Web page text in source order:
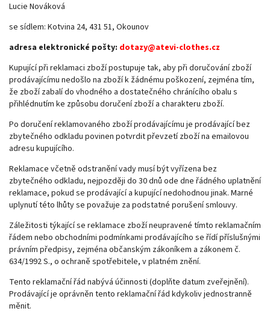
Lucie Nováková
se sídlem: Kotvina 24, 431 51, Okounov
adresa elektronické pošty: dotazy@atevi-clothes.cz
Kupující při reklamaci zboží postupuje tak, aby při doručování zboží
prodávajícímu nedošlo na zboží k žádnému poškození, zejména tím,
že zboží zabalí do vhodného a dostatečného chránícího obalu s
přihlédnutím ke způsobu doručení zboží a charakteru zboží.
Po doručení reklamovaného zboží prodávajícímu je prodávající bez
zbytečného odkladu povinen potvrdit převzetí zboží na emailovou
adresu kupujícího.
Reklamace včetně odstranění vady musí být vyřízena bez
zbytečného odkladu, nejpozději do 30 dnů ode dne řádného uplatnění
reklamace, pokud se prodávající a kupující nedohodnou jinak. Marné
uplynutí této lhůty se považuje za podstatné porušení smlouvy.
Záležitosti týkající se reklamace zboží neupravené tímto reklamačním
řádem nebo obchodními podmínkami prodávajícího se řídí příslušnými
právním předpisy, zejména občanským zákoníkem a zákonem č.
634/1992 S., o ochraně spotřebitele, v platném znění.
Tento reklamační řád nabývá účinnosti (doplňte datum zveřejnění).
Prodávající je oprávněn tento reklamační řád kdykoliv jednostranně
měnit.